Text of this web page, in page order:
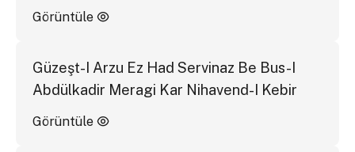
Görüntüle
Güzeşt-I Arzu Ez Had Servinaz Be Bus-I
Abdülkadir Meragi Kar Nihavend-I Kebir
Görüntüle